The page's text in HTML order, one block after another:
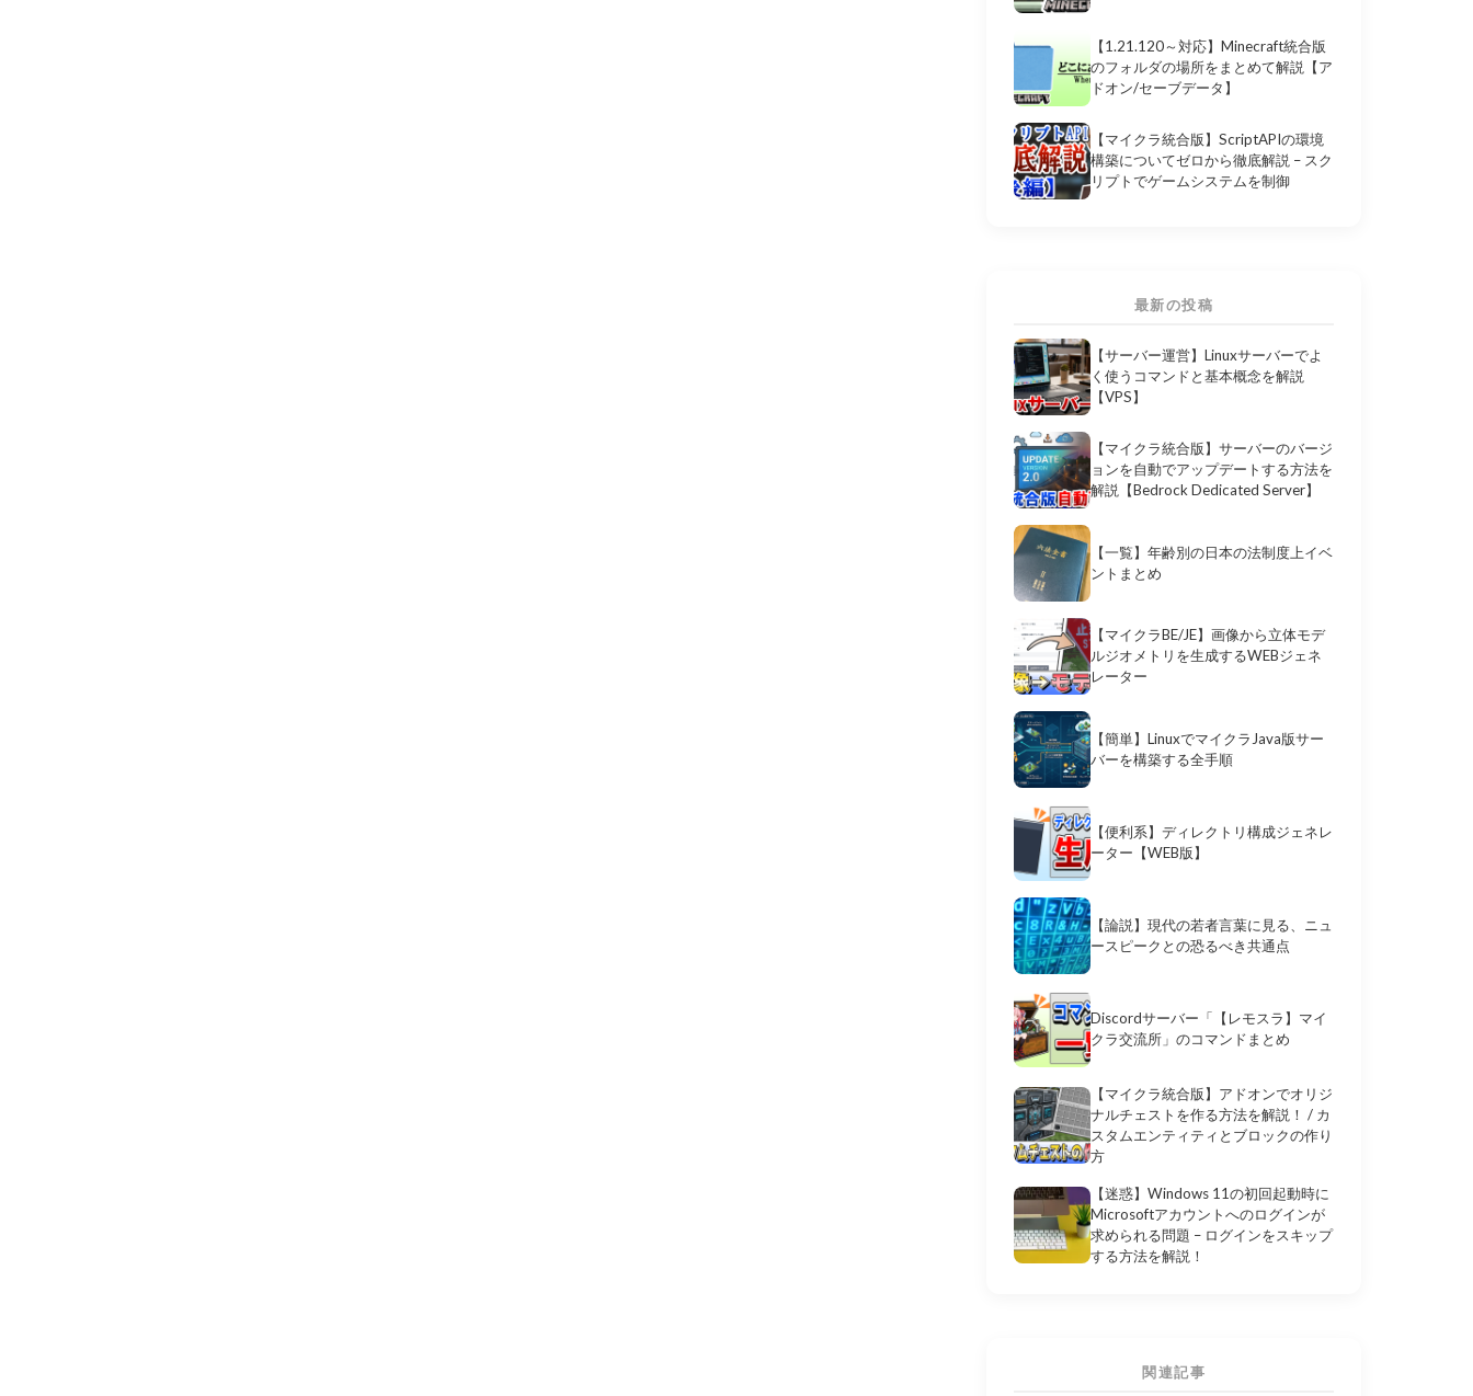
【1.21.120～対応】Minecraft統合版
のフォルダの場所をまとめて解説【ア
ドオン/セーブデータ】
【マイクラ統合版】ScriptAPIの環境
構築についてゼロから徹底解説 – スク
リプトでゲームシステムを制御
最新の投稿
【サーバー運営】Linuxサーバーでよ
く使うコマンドと基本概念を解説
【VPS】
【マイクラ統合版】サーバーのバージ
ョンを自動でアップデートする方法を
解説【Bedrock Dedicated Server】
【一覧】年齢別の日本の法制度上イベ
ントまとめ
【マイクラBE/JE】画像から立体モデ
ルジオメトリを生成するWEBジェネ
レーター
【簡単】LinuxでマイクラJava版サー
バーを構築する全手順
【便利系】ディレクトリ構成ジェネレ
ーター【WEB版】
【論説】現代の若者言葉に見る、ニュ
ースピークとの恐るべき共通点
Discordサーバー「【レモスラ】マイ
クラ交流所」のコマンドまとめ
【マイクラ統合版】アドオンでオリジ
ナルチェストを作る方法を解説！ / カ
スタムエンティティとブロックの作り
方
【迷惑】Windows 11の初回起動時に
Microsoftアカウントへのログインが
求められる問題 – ログインをスキップ
する方法を解説！
関連記事